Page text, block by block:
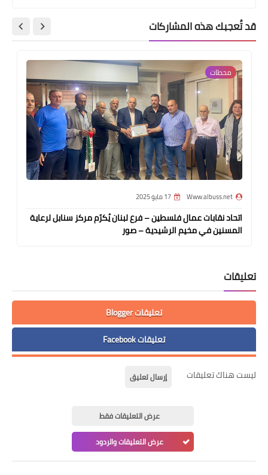
قد تُعجبك هذه المشاركات
محطات
Www.albuss.net 17 مايو 2025
اتحاد نقابات عمال فلسطين – فرع لبنان يُكرّم مركز سنابل لرعاية
المسنين في مخيم الرشيدية – صور
تعليقات
تعليقات Blogger
تعليقات Facebook
ليست هناك تعليقات إرسال تعليق
عرض التعليقات فقط
عرض التعليقات والردود